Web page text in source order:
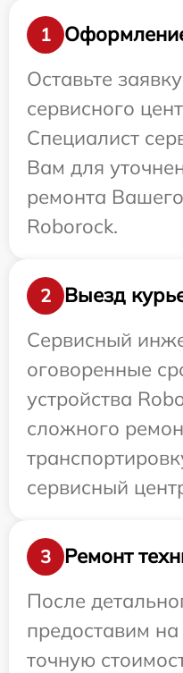
1
Оставьте
сервисного
Специалист
Вам для
ремонта
Roborock.
2
Выезд
Сервисный
оговоренные
устройства
сложного
сервисный
3
Ремонт
После
предоставим
точную